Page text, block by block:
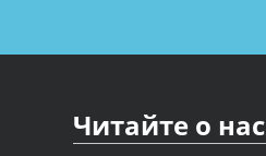
Читайте о нас